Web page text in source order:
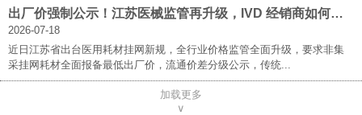
出厂价强制公示！江苏医械监管再升级，IVD 经销商如何破局求生？
2026-07-18
近日江苏省出台医用耗材挂网新规，全行业价格监管全面升级，要求非集
采挂网耗材全面报备最低出厂价，流通价差分级公示，传统...
加载更多
∨